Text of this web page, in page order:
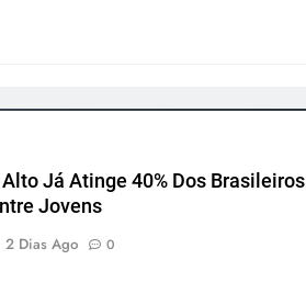
Já Atinge 40% Dos Brasileiros
Jovens
2 Dias Ago 0